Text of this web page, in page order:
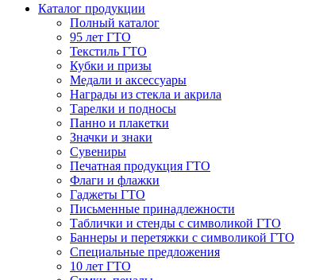
Каталог продукции
Полный каталог
95 лет ГТО
Текстиль ГТО
Кубки и призы
Медали и аксессуары
Награды из стекла и акрила
Тарелки и подносы
Панно и плакетки
Значки и знаки
Сувениры
Печатная продукция ГТО
Флаги и флажки
Гаджеты ГТО
Письменные принадлежности
Таблички и стенды с символикой ГТО
Баннеры и перетяжки с символикой ГТО
Специальные предложения
10 лет ГТО